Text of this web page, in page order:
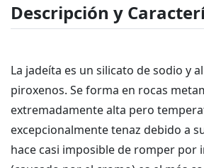
Descripción y
La jadeíta es un silicato de sodio y
piroxenos. Se forma en rocas
extremadamente alta pero
excepcionalmente tenaz debido a
hace casi imposible de romper por